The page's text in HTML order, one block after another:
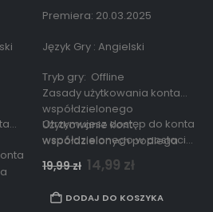
Premiera: 20.03.2025
Język Gry : Angielski
Tryb gry: Offline
Zasady użytkowania konta
współdzielonego
Użytkowanie kont
współdzielonych podlega
zasadom opisanym
wregulaminie strony.
Otrzymujesz dostęp do konta
współdzielonego w postaci
linku aktywacyjnego…
19,99zł 14,99 zł
DODAJ DO KOSZYKA